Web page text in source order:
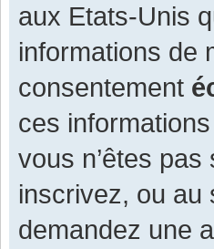
aux Etats-Unis
informations de
consentement
ces
vous n’êtes
inscrivez, ou au
demandez une